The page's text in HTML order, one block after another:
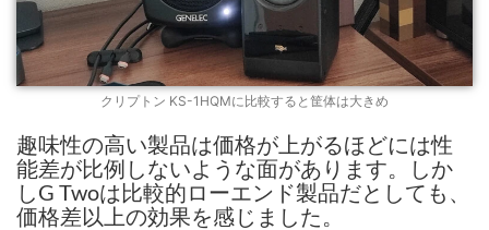
クリプトン KS-1HQMに比較すると筐体は大きめ
趣味性の高い製品は価格が上がるほどには性
能差が比例しないような面があります。しか
しG Twoは比較的ローエンド製品だとしても、
価格差以上の効果を感じました。